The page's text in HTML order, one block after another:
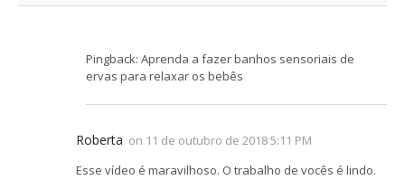
Pingback: Aprenda a fazer banhos sensoriais de
ervas para relaxar os bebês
Roberta on 11 de outubro de 2018 5:11 PM
Esse vídeo é maravilhoso. O trabalho de vocês é lindo.